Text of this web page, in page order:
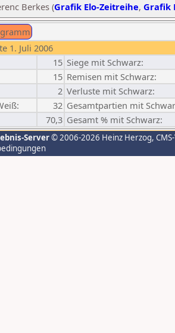
Berkes (Grafik Elo-Zeitreihe, Grafik
1. Juli 2006
15 Siege mit Schwarz:
15 Remisen mit Schwarz:
2 Verluste mit Schwarz:
32 Gesamtpartien mit
70,3 Gesamt % mit Schwarz:
Server© 2006-2026 Heinz Herzog,